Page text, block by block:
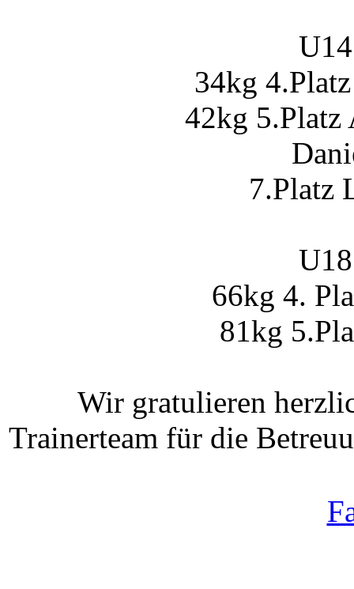
34kg
42kg 5.Platz
7.Platz
66kg 4.
81kg
Wir gratulieren
Trainerteam für die